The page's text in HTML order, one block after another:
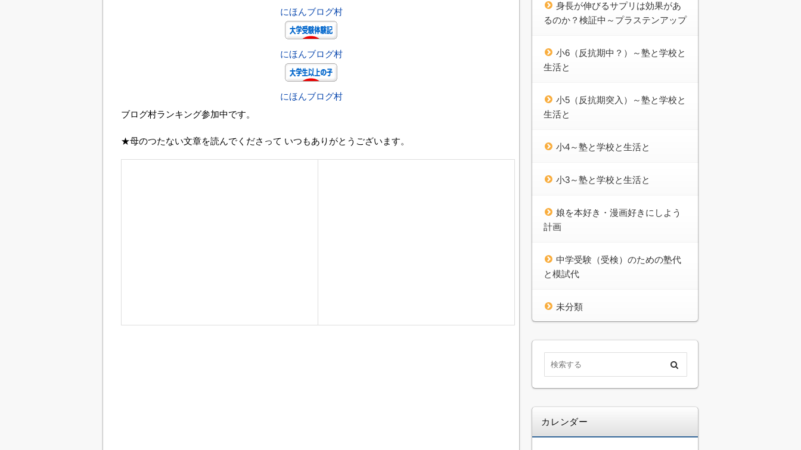
にほんブログ村
にほんブログ村
にほんブログ村
ブログ村ランキング参加中です。
★母のつたない文章を読んでくださって いつもありがとうございます。
身長が伸びるサプリは効果があ
るのか？検証中～プラステンアップ
小6（反抗期中？）～塾と学校と
生活と
小5（反抗期突入）～塾と学校と
生活と
小4～塾と学校と生活と
小3～塾と学校と生活と
娘を本好き・漫画好きにしよう
計画
中学受験（受検）のための塾代
と模試代
未分類
カレンダー